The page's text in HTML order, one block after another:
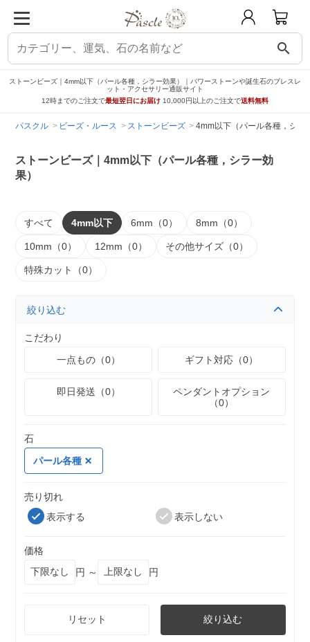
search
ストーンビーズ｜4mm以下（パール各種，シラー効果）｜パワーストーンや誕生石のブレスレ
ット・アクセサリー通販サイト
12時までのご注文で最短翌日にお届け 10,000円以上のご注文で送料無料
パスクル ビーズ・ルース ストーンビーズ 4mm以下（パール各種，シラ
ストーンビーズ｜4mm以下（パール各種，シラー効
果）
すべて 4mm以下 6mm（0） 8mm（0）
10mm（0） 12mm（0） その他サイズ（0）
特殊カット（0）
絞り込む
こだわり
一点もの（0）
ギフト対応（0）
即日発送（0）
ペンダントオプション
（0）
石
パール各種
売り切れ
表示する
表示しない
価格
円 ～
円
リセット 絞り込む